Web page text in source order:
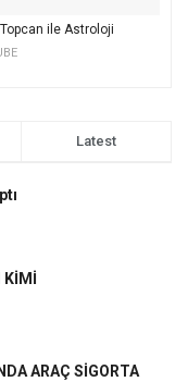
ile Astroloji
Latest
KİMİ
ARAÇ SİGORTA